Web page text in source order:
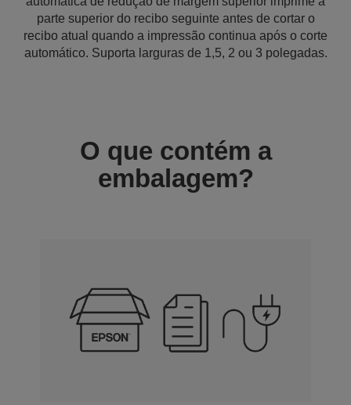
parte superior do recibo seguinte antes de cortar o
recibo atual quando a impressão continua após o corte
automático. Suporta larguras de 1,5, 2 ou 3 polegadas.
O que contém a
embalagem?